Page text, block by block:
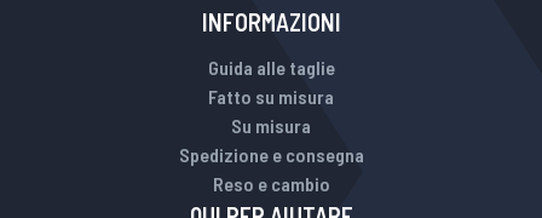
INFORMAZIONI
Guida alle taglie
Fatto su misura
Su misura
Spedizione e consegna
Reso e cambio